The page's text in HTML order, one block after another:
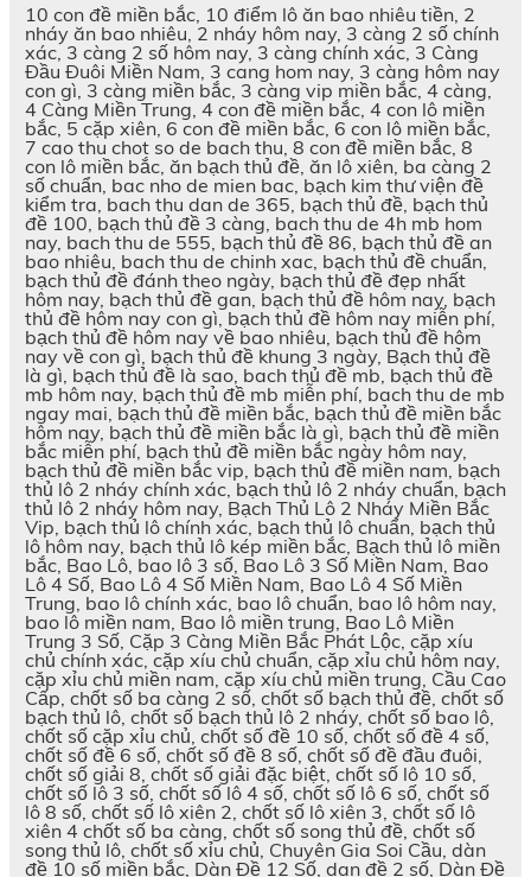
10 con đề miền bắc, 10 điểm lô ăn bao nhiêu tiền, 2
nháy ăn bao nhiêu, 2 nháy hôm nay, 3 càng 2 số chính
xác, 3 càng 2 số hôm nay, 3 càng chính xác, 3 Càng
Đầu Đuôi Miền Nam, 3 cang hom nay, 3 càng hôm nay
con gì, 3 càng miền bắc, 3 càng vip miền bắc, 4 càng,
4 Càng Miền Trung, 4 con đề miền bắc, 4 con lô miền
bắc, 5 cặp xiên, 6 con đề miền bắc, 6 con lô miền bắc,
7 cao thu chot so de bach thu, 8 con đề miền bắc, 8
con lô miền bắc, ăn bạch thủ đề, ăn lô xiên, ba càng 2
số chuẩn, bac nho de mien bac, bạch kim thư viện đề
kiểm tra, bach thu dan de 365, bạch thủ đề, bạch thủ
đề 100, bạch thủ đề 3 càng, bach thu de 4h mb hom
nay, bach thu de 555, bạch thủ đề 86, bạch thủ đề an
bao nhiêu, bach thu de chinh xac, bạch thủ đề chuẩn,
bạch thủ đề đánh theo ngày, bạch thủ đề đẹp nhất
hôm nay, bạch thủ đề gan, bạch thủ đề hôm nay, bạch
thủ đề hôm nay con gì, bạch thủ đề hôm nay miễn phí,
bạch thủ đề hôm nay về bao nhiêu, bạch thủ đề hôm
nay về con gì, bạch thủ đề khung 3 ngày, Bạch thủ đề
là gì, bạch thủ đề là sao, bach thủ đề mb, bạch thủ đề
mb hôm nay, bạch thủ đề mb miễn phí, bach thu de mb
ngay mai, bạch thủ đề miền bắc, bạch thủ đề miền bắc
hôm nay, bạch thủ đề miền bắc là gì, bạch thủ đề miền
bắc miễn phí, bạch thủ đề miền bắc ngày hôm nay,
bạch thủ đề miền bắc vip, bạch thủ đề miền nam, bạch
thủ lô 2 nháy chính xác, bạch thủ lô 2 nháy chuẩn, bạch
thủ lô 2 nháy hôm nay, Bạch Thủ Lô 2 Nháy Miền Bắc
Vip, bạch thủ lô chính xác, bạch thủ lô chuẩn, bạch thủ
lô hôm nay, bạch thủ lô kép miền bắc, Bạch thủ lô miền
bắc, Bao Lô, bao lô 3 số, Bao Lô 3 Số Miền Nam, Bao
Lô 4 Số, Bao Lô 4 Số Miền Nam, Bao Lô 4 Số Miền
Trung, bao lô chính xác, bao lô chuẩn, bao lô hôm nay,
bao lô miền nam, Bao lô miền trung, Bao Lô Miền
Trung 3 Số, Cặp 3 Càng Miền Bắc Phát Lộc, cặp xíu
chủ chính xác, cặp xíu chủ chuẩn, cặp xỉu chủ hôm nay,
cặp xỉu chủ miền nam, cặp xíu chủ miền trung, Cầu Cao
Cấp, chốt số ba càng 2 số, chốt số bạch thủ đề, chốt số
bạch thủ lô, chốt số bạch thủ lô 2 nháy, chốt số bao lô,
chốt số cặp xỉu chủ, chốt số đề 10 số, chốt số đề 4 số,
chốt số đề 6 số, chốt số đề 8 số, chốt số đề đầu đuôi,
chốt số giải 8, chốt số giải đặc biệt, chốt số lô 10 số,
chốt số lô 3 số, chốt số lô 4 số, chốt số lô 6 số, chốt số
lô 8 số, chốt số lô xiên 2, chốt số lô xiên 3, chốt số lô
xiên 4 chốt số ba càng, chốt số song thủ đề, chốt số
song thủ lô, chốt số xỉu chủ, Chuyên Gia Soi Cầu, dàn
đề 10 số miền bắc, Dàn Đề 12 Số, dan đề 2 số, Dàn Đề